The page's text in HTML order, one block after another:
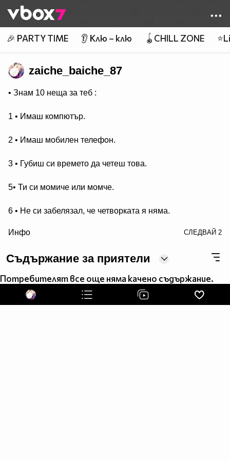
👾
🎉 PARTY TIME 👂 Клю – клю 🪀CHILL ZONE
zaiche_baiche_87
• Знам 10 неща за теб :
1 • Имаш компютър.
2 • Имаш мобилен телефон.
3 • Губиш си времето да четеш това.
5• Ти си момиче или момче.
6 • Не си забелязал, че четворката я няма.
7 • Поглеждаш към четворката.
8 • Леле .. къде е двойката ?!
9 • Поглеждаш към двойката .. и разбираш, че те
преметнах. :D
Инфо СЛЕДВАЙ 2
Съдържание за приятели
Потребителят все още няма качено съдържание.